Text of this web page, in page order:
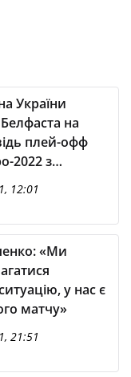
України
на
плей-офф
2022 з
Ірландії
12:01
«Ми
у нас є
матчу»
21:51